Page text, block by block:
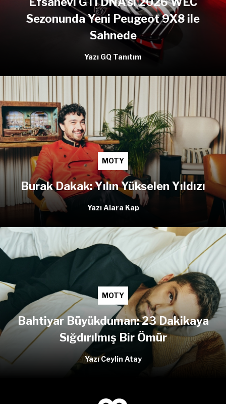
Sezonunda Yeni Peugeot 9X8 ile
Sahnede
Yazı GQ Tanıtım
MOTY
Burak Dakak: Yılın Yükselen Yıldızı
Yazı Alara Kap
MOTY
Bahtiyar Büyükduman: 23 Dakikaya
Sığdırılmış Bir Ömür
Yazı Ceylin Atay